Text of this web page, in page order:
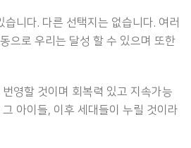
니다. 다른 선택지는 없습니다. 여러
으로 우리는 달성 할 수 있으며 또한
영할 것이며 회복력 있고 지속가능
아이들, 이후 세대들이 누릴 것이라